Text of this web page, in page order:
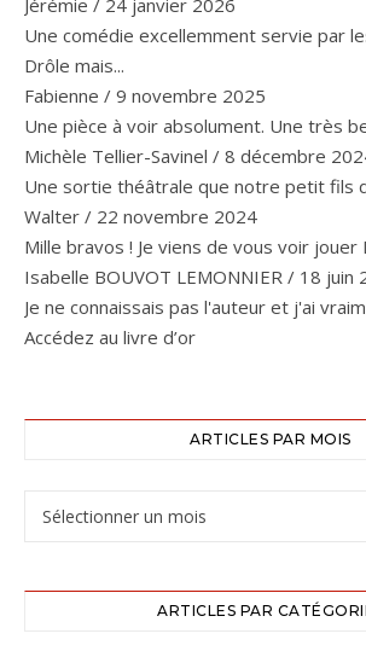
Jérémie / 24 janvier 2026
Une comédie excellemment servie par
Drôle mais...
Fabienne / 9 novembre 2025
Une pièce à voir absolument. Une très
Michèle Tellier-Savinel / 8 décembre
Une sortie théâtrale que notre petit fils
Walter / 22 novembre 2024
Mille bravos ! Je viens de vous voir jouer
Isabelle BOUVOT LEMONNIER / 18 juin
Je ne connaissais pas l'auteur et j'ai
Accédez au livre d’or
ARTICLES PAR MOIS
ARTICLES PAR